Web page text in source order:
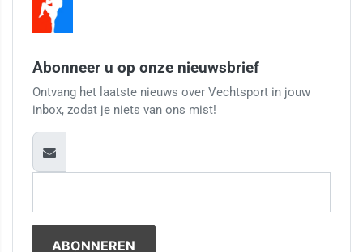
Abonneer u op onze nieuwsbrief
Ontvang het laatste nieuws over Vechtsport in jouw
inbox, zodat je niets van ons mist!